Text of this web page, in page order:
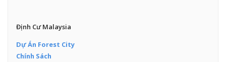
Định Cư Malaysia
Dự Án Forest City
Chính Sách